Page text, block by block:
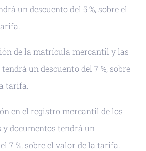
un descuento del 5 %, sobre el
de la matrícula mercantil y las
un descuento del 7 %, sobre
tarifa.
en el registro mercantil de los
y documentos tendrá un
7 %, sobre el valor de la tarifa.